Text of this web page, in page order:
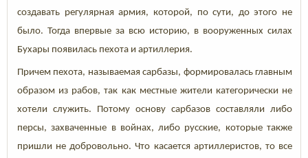
создавать регулярная армия, которой, по сути, до этого не
было. Тогда впервые за всю историю, в вооруженных силах
Бухары появилась пехота и артиллерия.
Причем пехота, называемая сарбазы, формировалась главным
образом из рабов, так как местные жители категорически не
хотели служить. Потому основу сарбазов составляли либо
персы, захваченные в войнах, либо русские, которые также
пришли не добровольно. Что касается артиллеристов, то все